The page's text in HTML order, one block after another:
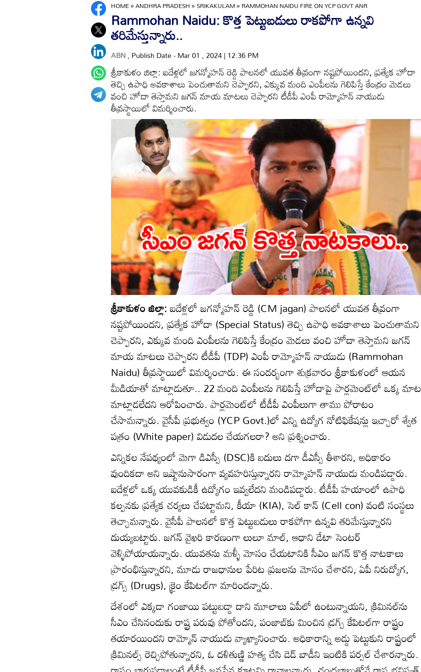
HOME»ANDHRA PRADESH»SRIKAKULAM»RAMMOHAN NAIDU FIRE ON YCP GOVT ANR
Rammohan Naidu: కొత్త పెట్టుబడులు రాకపోగా ఉన్నవి
తరిమేస్తున్నారు..
ABN, Publish Date - Mar 01 , 2024 | 12:36 PM
శ్రీకాకుళం జిల్లా: ఐదేళ్లలో జగన్మోహన్ రెడ్డి పాలనలో యువత తీవ్రంగా నష్టపోయిందని, ప్రత్యేక హోదా
తెచ్చి ఉపాధి అవకాశాలు పెంచుతామని చెప్పారని, ఎక్కువ మంది ఎంపీలను గెలిపిస్తే కేంద్రం మెడలు
వంచి హోదా తెస్తామని జగన్ మాయ మాటలు చెప్పారని టీడీపీ ఎంపీ రామ్మోహన్ నాయుడు
తీవ్రస్థాయిలో విమర్శించారు.
శ్రీకాకుళం జిల్లా:ఐదేళ్లలో జగన్మోహన్ రెడ్డి (CM jagan) పాలనలో యువత తీవ్రంగా
నష్టపోయిందని, ప్రత్యేక హోదా (Special Status) తెచ్చి ఉపాధి అవకాశాలు పెంచుతామని
చెప్పారని, ఎక్కువ మంది ఎంపీలను గెలిపిస్తే కేంద్రం మెడలు వంచి హోదా తెస్తామని జగన్
మాయ మాటలు చెప్పారని టీడీపీ (TDP) ఎంపీ రామ్మోహన్ నాయుడు (Rammohan
Naidu) తీవ్రస్థాయిలో విమర్శించారు. ఈ సందర్బంగా శుక్రవారం శ్రీకాకుళంలో ఆయన
మీడియాతో మాట్లాడుతూ.. 22 మంది ఎంపీలను గెలిపిస్తే హోదాపై పార్లమెంట్‌లో ఒక్క మాట
మాట్లాడలేదని ఆరోపించారు. పార్లమెంట్‌లో టీడీపీ ఎంపీలుగా తాము పోరాటం
చేసామన్నారు. వైసీపీ ప్రభుత్వం (YCP Govt.)లో ఎన్ని ఉద్యోగ నోటిఫికేషన్లు ఇచ్చారో శ్వేత
పత్రం (White paper) విడుదల చేయగలరా? అని ప్రశ్నించారు.
ఎన్నికల నేపథ్యంలో మెగా డిఎస్సీ (DSC)కి బదులు దగా డీఎస్సీ తీశారని, అధికారం
వుందికదా అని ఇష్టానుసారంగా వ్యవహరిస్తున్నారని రామ్మోహన్ నాయుడు మండిపడ్డారు.
ఐదేళ్లలో ఒక్క యువకుడికీ ఉద్యోగం ఇవ్వలేదని మండిపడ్డారు. టీడీపీ హయాంలో ఉపాధి
కల్పనకు ప్రత్యేక చర్యలు చేపట్టామని, కీయా (KIA), సెల్ కాన్ (Cell con) వంటి సంస్థలు
తెచ్చామన్నారు. వైసీపీ పాలనలో కొత్త పెట్టుబడులు రాకపోగా ఉన్నవి తరిమేస్తున్నారని
దుయ్యబట్టారు. జగన్ వైఖరి కారణంగా లులూ మాల్, ఆధాని డేటా సెంటర్
వెళ్ళిపోయాయన్నారు. యువతను మళ్ళీ మోసం చేయటానికి సీఎం జగన్ కొత్త నాటకాలు
ప్రారంభిస్తున్నారని, మూడు రాజధానుల పేరిట ప్రజలను మోసం చేశారని, ఏపీ నిరుద్యోగ,
డ్రగ్స్ (Drugs), క్రైం కేపిటల్‌గా మారిందన్నారు.
దేశంలో ఎక్కడా గంజాయి పట్టుబడ్డా దాని మూలాలు ఏపీలో ఉంటున్నాయని, క్రిమినల్‌ను
సీఎం చేసినందుకు రాష్ట్ర పరువు పోతోందని, పంజాబ్‌కు మించిన డ్రగ్స్ కేపిటల్‌గా రాష్ట్రం
తయారయిందని రామ్మోన్ నాయుడు వ్యాఖ్యానించారు. అధికారాన్ని అడ్డు పెట్టుకుని రాష్ట్రంలో
క్రిమినల్స్ రెచ్చిపోతున్నారని, ఓ దళితుణ్ణి హత్య చేసి డెడ్ బాడీని ఇంటికి పర్సల్ చేశారన్నారు.